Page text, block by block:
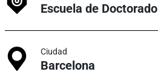
Escuela de Doctorado
Ciudad
Barcelona